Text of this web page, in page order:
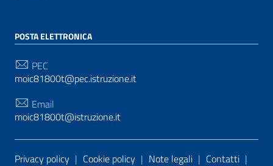
POSTA ELETTRONICA
PEC
moic81800t@pec.istruzione.it
Email
moic81800t@istruzione.it
Sezione Link Utili
Privacy policy | Cookie policy | Note legali | Contatti |